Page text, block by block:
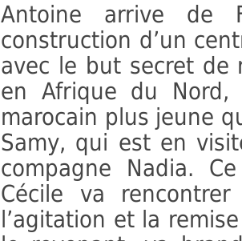
Antoine arrive de
construction d’un
avec le but secret de
en Afrique du Nord,
marocain plus jeune
Samy, qui est en
compagne Nadia.
Cécile va
l’agitation et la